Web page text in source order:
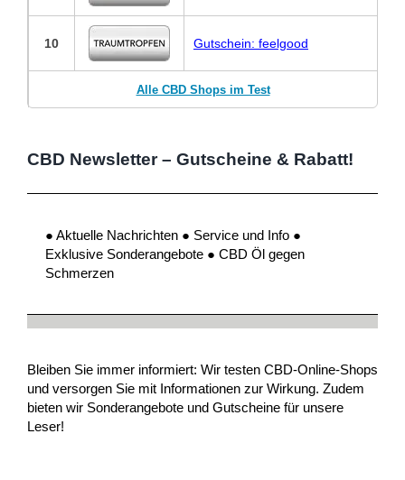
10 Gutschein: feelgood
Alle CBD Shops im Test
CBD Newsletter – Gutscheine & Rabatt!
● Aktuelle Nachrichten ● Service und Info ●
Exklusive Sonderangebote ● CBD Öl gegen
Schmerzen
Bleiben Sie immer informiert: Wir testen CBD-Online-Shops
und versorgen Sie mit Informationen zur Wirkung. Zudem
bieten wir Sonderangebote und Gutscheine für unsere
Leser!